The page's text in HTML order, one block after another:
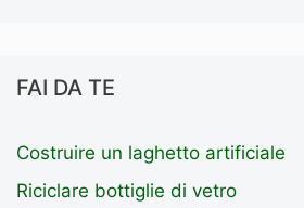
FAI DA TE
Costruire un laghetto artificiale
Riciclare bottiglie di vetro